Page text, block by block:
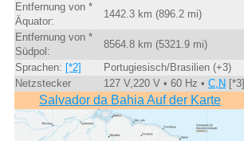
Entfernung von *
Äquator:
1442.3 km (896.2 mi)
Entfernung von *
Südpol:
8564.8 km (5321.9 mi)
Sprachen: [*2]
Portugiesisch/Brasilien (+3)
Netzstecker
127 V,220 V • 60 Hz • C,N [*3]
Salvador da Bahia Auf der Karte